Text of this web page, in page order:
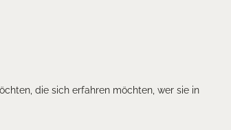
die sich erfahren möchten, wer sie in